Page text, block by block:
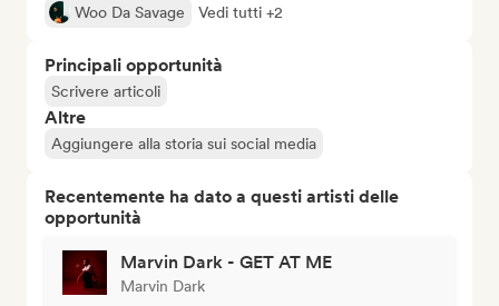
Woo Da Savage
Vedi tutti +2
Principali opportunità
Scrivere articoli
Altre
Aggiungere alla storia sui social media
Recentemente ha dato a questi artisti delle
opportunità
Marvin Dark - GET AT ME
Marvin Dark